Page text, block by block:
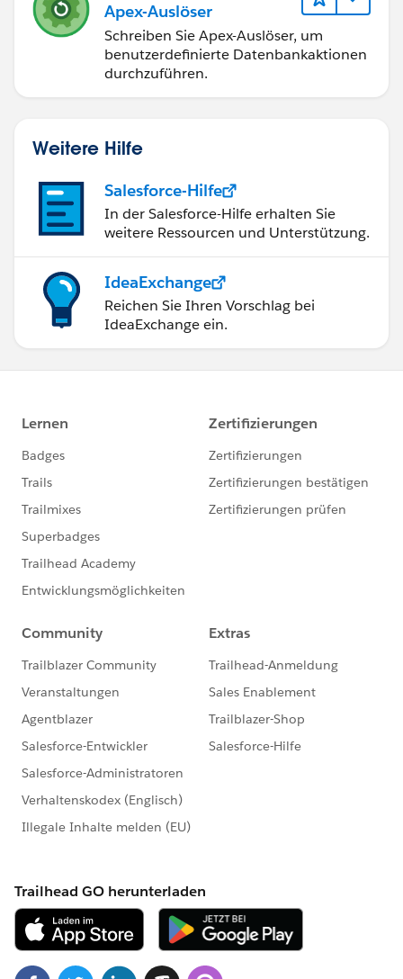
Apex-Auslöser
Schreiben Sie Apex-Auslöser, um
benutzerdefinierte Datenbankaktionen
durchzuführen.
Weitere Hilfe
Salesforce-Hilfe
In der Salesforce-Hilfe erhalten Sie
weitere Ressourcen und Unterstützung.
IdeaExchange
Reichen Sie Ihren Vorschlag bei
IdeaExchange ein.